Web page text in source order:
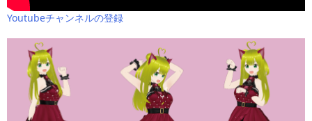
Youtubeチャンネルの登録